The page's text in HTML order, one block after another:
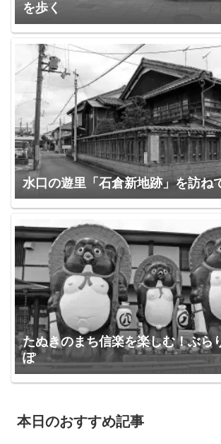
を歩く
水口の遊里「石倉新地跡」を訪ね
たぬきのまち信楽を楽しむ！ぶら
ぽ
本日のおすすめ記事